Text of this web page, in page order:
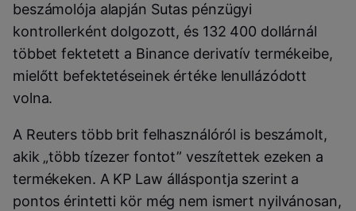
beszámolója alapján Sutas pénzügyi
kontrollerként dolgozott, és 132 400 dollárnál
többet fektetett a Binance derivatív termékeibe,
mielőtt befektetéseinek értéke lenullázódott
volna.
A Reuters több brit felhasználóról is beszámolt,
akik „több tízezer fontot” veszítettek ezeken a
termékeken. A KP Law álláspontja szerint a
pontos érintetti kör még nem ismert nyilvánosan,